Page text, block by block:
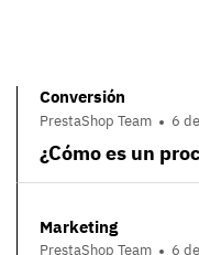
Conversión
PrestaShop Team 6
¿Cómo es un
Marketing
PrestaShop Team 6